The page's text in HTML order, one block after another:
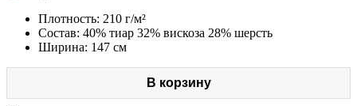
Плотность: 210 г/м²
Состав: 40% тиар 32% вискоза 28% шерсть
Ширина: 147 см
В корзину